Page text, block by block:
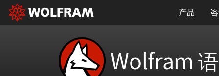
产品
Wolfram